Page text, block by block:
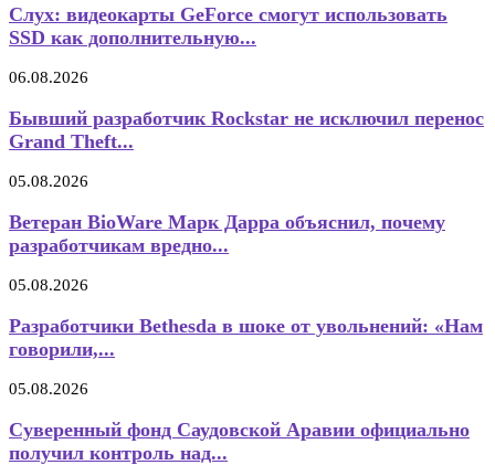
Слух: видеокарты GeForce смогут использовать
SSD как дополнительную...
06.08.2026
Бывший разработчик Rockstar не исключил перенос
Grand Theft...
05.08.2026
Ветеран BioWare Марк Дарра объяснил, почему
разработчикам вредно...
05.08.2026
Разработчики Bethesda в шоке от увольнений: «Нам
говорили,...
05.08.2026
Суверенный фонд Саудовской Аравии официально
получил контроль над...